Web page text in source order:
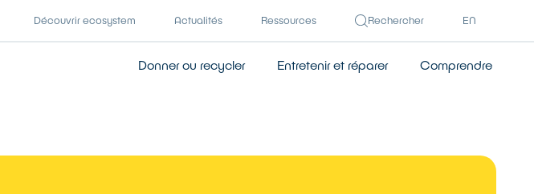
Découvrir ecosystem Actualités Ressources Rechercher EN
Donner ou recycler Entretenir et réparer Comprendre